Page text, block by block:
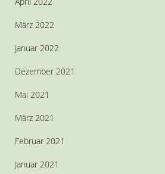
März 2022
Januar 2022
Dezember 2021
Mai 2021
März 2021
Februar 2021
Januar 2021